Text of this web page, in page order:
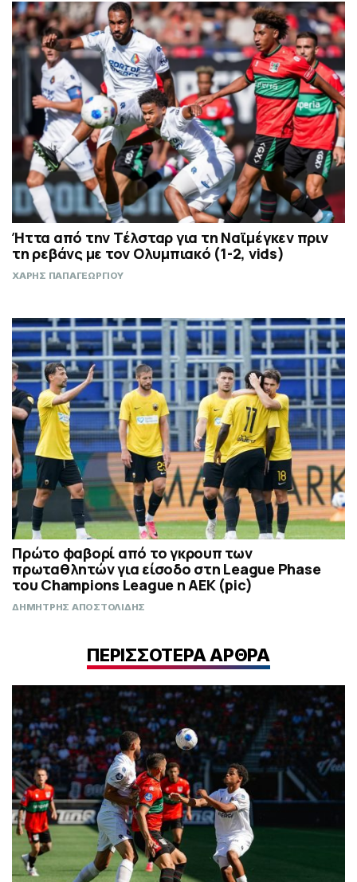
Ήττα από την Τέλσταρ για τη Ναϊμέγκεν πριν
τη ρεβάνς με τον Ολυμπιακό (1-2, vids)
ΧΑΡΗΣ ΠΑΠΑΓΕΩΡΓΙΟΥ
Πρώτο φαβορί από το γκρουπ των
πρωταθλητών για είσοδο στη League Phase
του Champions League η ΑΕΚ (pic)
ΔΗΜΗΤΡΗΣ ΑΠΟΣΤΟΛΙΔΗΣ
ΠΕΡΙΣΣΟΤΕΡΑ ΑΡΘΡΑ